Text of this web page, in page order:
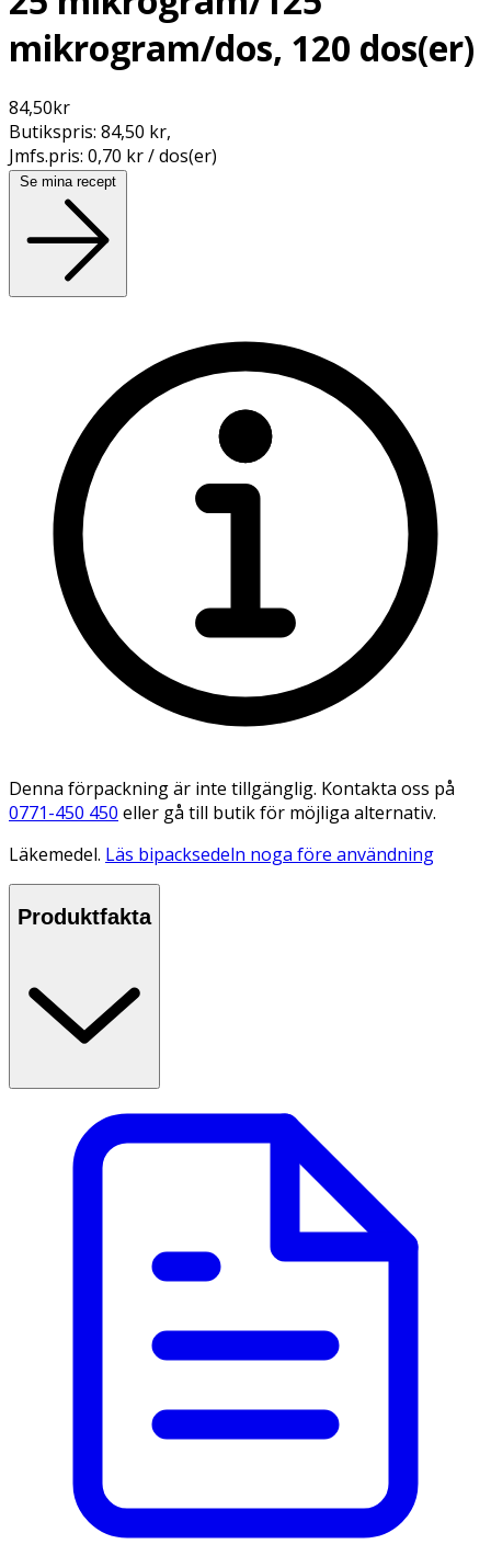
mikrogram/dos, 120 dos(er)
84,50kr
Butikspris: 84,50 kr,
Jmfs.pris: 0,70 kr / dos(er)
Se mina recept
Denna förpackning är inte tillgänglig. Kontakta oss på
0771-450 450 eller gå till butik för möjliga alternativ.
Läkemedel. Läs bipacksedeln noga före användning
Produktfakta